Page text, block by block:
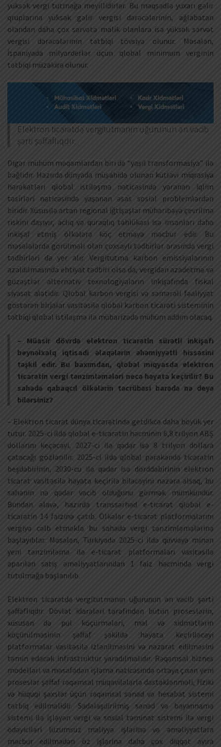
yüksək vergi tutmağa meyillidirlər. Bu məqsədlə yuxarı gəlir
qruplarına yüksək gəlir vergisi dərəcələrinin, ağlabatan
olandan daha çox sərvətə malik olanlara isə yüksək sərvət
vergisi dərəcələrinin tətbiqi tövsiyə olunur. Məsələn,
İspaniyada milyarderlər üçün qlobal minimum verginin
tətbiqi müzakirə olunur.
Elektron ticarətdə vergitutmanın uğurunun ən vacib
şərti şəffaflıqdır.
Digər mühüm məqamlardan biri də “yaşıl transformasiya” ilə
bağlıdır. Hazırda dünyada müşahidə olunan kütləvi miqrasiya
hərəkətləri qlobal istiləşmə nəticəsində yaranan iqlim
təsirləri nəticəsində yaşanan əsas sosial problemlərdən
biridir. Xüsusilə artan regional iğtişaşlar müharibəyə çevrilmə
riskini daşıyır, aclıq və quraqlıq təhlükəsi isə insanları daha
inkişaf etmiş ölkələrə köç etməyə məcbur edir. Bu
məsələlərdə görülməli olan çoxsaylı tədbirlər arasında vergi
tədbirləri də yer alır. Vergitutma karbon emissiyalarının
azaldılmasında ehtiyat tədbiri olsa da, vergidən azadetmə və
güzəştlər alternativ texnologiyaların inkişafında fiskal
siyasət alətidir. Qlobal karbon vergisi və səmərəli fəaliyyət
göstərən birjalar vasitəsilə qlobal karbon ticarəti sisteminin
tətbiqi qlobal istiləşmə ilə mübarizədə mühüm addım olacaq.
– Müasir dövrdə elektron ticarətin sürətli inkişafı
beynəlxalq iqtisadi əlaqələrin əhəmiyyətli hissəsini
təşkil edir. Bu baxımdan, qlobal miqyasda elektron
ticarətin vergi tənzimləmələri necə həyata keçirilir? Bu
sahədə qabaqcıl ölkələrin təcrübəsi barədə nə deyə
bilərsiniz?
– Elektron ticarət dünya ticarətində getdikcə daha böyük yer
tutur. 2025-ci ildə qlobal e-ticarətin həcminin 6,8 trilyon ABŞ
dollarını keçəcəyi, 2027-ci ilə qədər isə 8 trilyon dollara
çatacağı gözlənilir. 2025-ci ildə qlobal pərakəndə ticarətin
beşdəbirinin, 2030-cu ilə qədər isə dörddəbirinin elektron
ticarət vasitəsilə həyata keçirilə biləcəyini nəzərə alsaq, bu
sahənin nə qədər vacib olduğunu görmək mümkündür.
Bundan əlavə, hazırda transsərhəd e-ticarət qlobal e-
ticarətin 14 faizinə çatıb. Ölkələr e-ticarət platformalarını
vergiyə cəlb etməklə bu sahədə vergi tənzimləmələrinə
başlayıblar. Məsələn, Türkiyədə 2025-ci ildə qüvvəyə minən
yeni tənzimləmə ilə e-ticarət platformaları vasitəsilə
aparılan satış əməliyyatlarından 1 faiz həcmində vergi
tutulmağa başlanılıb.
Elektron ticarətdə vergitutmanın uğurunun ən vacib şərti
şəffaflıqdır. Dövlət idarələri tərəfindən bütün proseslərin,
xüsusən də pul köçürmələri, mal və xidmətlərin
köçürülməsinin şəffaf şəkildə həyata keçiriləcəyi
platformalar vasitəsilə izlənilməsini və nəzarət edilməsini
təmin edəcək infrastruktur yaradılmalıdır. Rəqəmsal biznes
modelləri və məsafədən işləmə nəticəsində ortaya çıxan yeni
proseslər şəffaf rəqəmsal müqavilələrlə dəstəklənməli, fiziki
və hüquqi şəxslər üçün rəqəmsal sənəd və hesabat sistemi
tətbiq edilməlidir. Sadələşdirilmiş sənəd və bəyannamə
sistemi ilə işləyən vergi və sosial təminat sistemi ilə vergi
ödəyiciləri lüzumsuz maliyyə işlərinə və əməliyyatlara
məcbur edilmədən öz işlərinə daha çox diqqət ayıra